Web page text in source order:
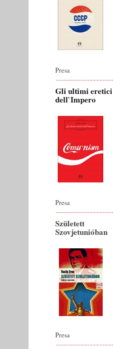
Presa
Gli ultimi eretici
dell`Impero
Presa
Született
Szovjetunióban
Presa